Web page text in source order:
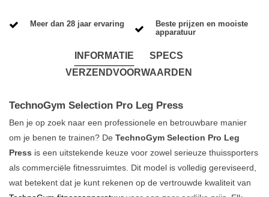
Meer dan 28 jaar ervaring
Beste prijzen en mooiste
apparatuur
INFORMATIE
SPECS
VERZENDVOORWAARDEN
TechnoGym Selection Pro Leg Press
Ben je op zoek naar een professionele en betrouwbare manier
om je benen te trainen? De TechnoGym Selection Pro Leg
Press is een uitstekende keuze voor zowel serieuze thuissporters
als commerciële fitnessruimtes. Dit model is volledig gereviseerd,
wat betekent dat je kunt rekenen op de vertrouwde kwaliteit van